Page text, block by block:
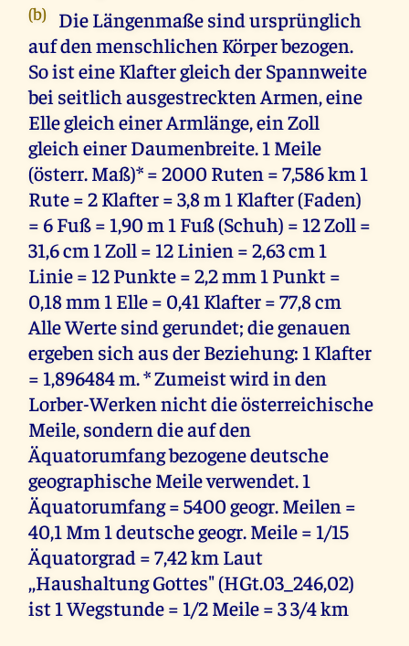
(b) Die Längenmaße sind ursprünglich
auf den menschlichen Körper bezogen.
So ist eine Klafter gleich der Spannweite
bei seitlich ausgestreckten Armen, eine
Elle gleich einer Armlänge, ein Zoll
gleich einer Daumenbreite. 1 Meile
(österr. Maß)* = 2000 Ruten = 7,586 km 1
Rute = 2 Klafter = 3,8 m 1 Klafter (Faden)
= 6 Fuß = 1,90 m 1 Fuß (Schuh) = 12 Zoll =
31,6 cm 1 Zoll = 12 Linien = 2,63 cm 1
Linie = 12 Punkte = 2,2 mm 1 Punkt =
0,18 mm 1 Elle = 0,41 Klafter = 77,8 cm
Alle Werte sind gerundet; die genauen
ergeben sich aus der Beziehung: 1 Klafter
= 1,896484 m. * Zumeist wird in den
Lorber-Werken nicht die österreichische
Meile, sondern die auf den
Äquatorumfang bezogene deutsche
geographische Meile verwendet. 1
Äquatorumfang = 5400 geogr. Meilen =
40,1 Mm 1 deutsche geogr. Meile = 1/15
Äquatorgrad = 7,42 km Laut
,,Haushaltung Gottes" (HGt.03_246,02)
ist 1 Wegstunde = 1/2 Meile = 3 3/4 km